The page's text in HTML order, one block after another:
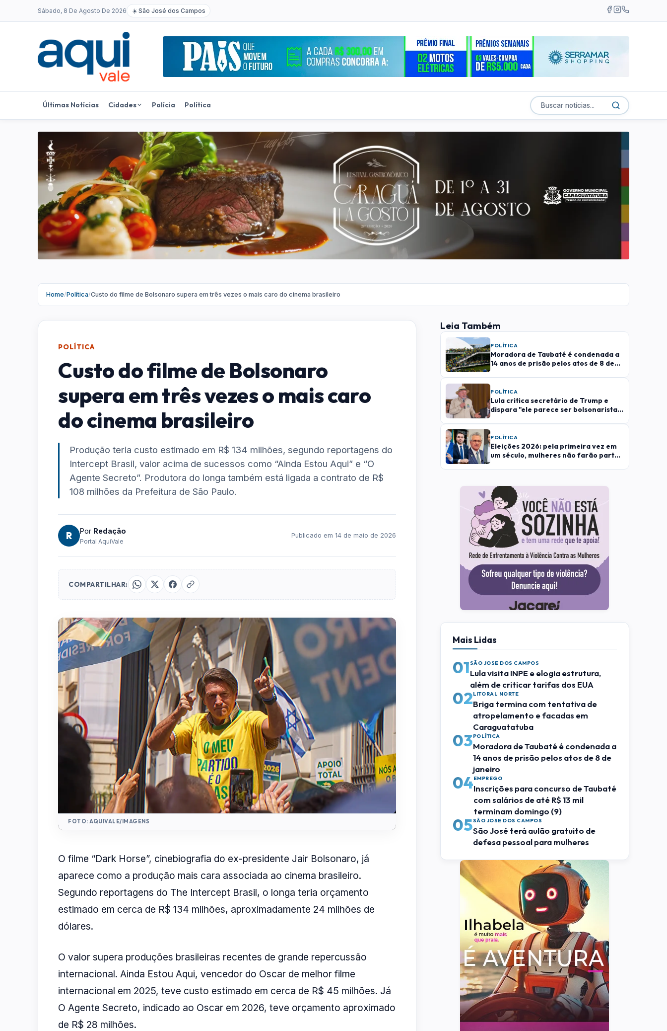
Sábado, 8 De Agosto De 2026 ☀️ São José dos Campos
Últimas Notícias Cidades Polícia Política
Home/Política/Custo do filme de Bolsonaro supera em três vezes o mais caro do cinema brasileiro
POLÍTICA
Custo do filme de Bolsonaro
supera em três vezes o mais caro
do cinema brasileiro
Produção teria custo estimado em R$ 134 milhões, segundo reportagens do
Intercept Brasil, valor acima de sucessos como “Ainda Estou Aqui” e “O
Agente Secreto”. Produtora do longa também está ligada a contrato de R$
108 milhões da Prefeitura de São Paulo.
R Por Redação
Portal AquiVale
Publicado em 14 de maio de 2026
COMPARTILHAR:
FOTO: AQUIVALE/IMAGENS
O filme “Dark Horse”, cinebiografia do ex-presidente Jair Bolsonaro, já
aparece como a produção mais cara associada ao cinema brasileiro.
Segundo reportagens do The Intercept Brasil, o longa teria orçamento
estimado em cerca de R$ 134 milhões, aproximadamente 24 milhões de
dólares.
O valor supera produções brasileiras recentes de grande repercussão
internacional. Ainda Estou Aqui, vencedor do Oscar de melhor filme
internacional em 2025, teve custo estimado em cerca de R$ 45 milhões. Já
O Agente Secreto, indicado ao Oscar em 2026, teve orçamento aproximado
de R$ 28 milhões.
Leia Também
POLÍTICA
Moradora de Taubaté é condenada a
14 anos de prisão pelos atos de 8 de
POLÍTICA
Lula critica secretário de Trump e
dispara "ele parece ser bolsonarista"
POLÍTICA
Eleições 2026: pela primeira vez em
um século, mulheres não farão parte
Mais Lidas
01SÃO JOSE DOS CAMPOS
Lula visita INPE e elogia estrutura,
além de criticar tarifas dos EUA
02LITORAL NORTE
Briga termina com tentativa de
atropelamento e facadas em
Caraguatatuba
03POLÍTICA
Moradora de Taubaté é condenada a
14 anos de prisão pelos atos de 8 de
janeiro
04EMPREGO
Inscrições para concurso de Taubaté
com salários de até R$ 13 mil
terminam domingo (9)
05SÃO JOSE DOS CAMPOS
São José terá aulão gratuito de
defesa pessoal para mulheres